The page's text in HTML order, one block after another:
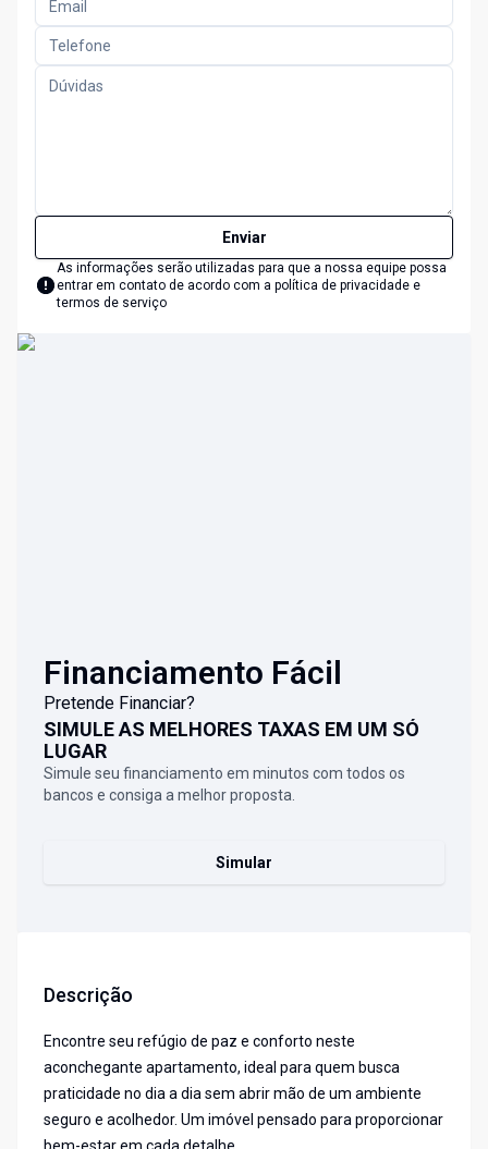
Enviar
As informações serão utilizadas para que a nossa equipe possa
entrar em contato de acordo com a política de privacidade e
termos de serviço
Financiamento Fácil
Pretende Financiar?
SIMULE AS MELHORES TAXAS EM UM SÓ
LUGAR
Simule seu financiamento em minutos com todos os
bancos e consiga a melhor proposta.
Simular
Descrição
Encontre seu refúgio de paz e conforto neste
aconchegante apartamento, ideal para quem busca
praticidade no dia a dia sem abrir mão de um ambiente
seguro e acolhedor. Um imóvel pensado para proporcionar